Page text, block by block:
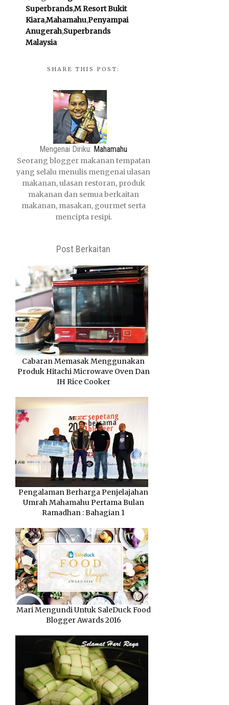
Superbrands,M Resort Bukit
Kiara,Mahamahu,Penyampai
Anugerah,Superbrands
Malaysia
SHARE THIS POST:
Mengenai Diriku: Mahamahu
Seorang blogger makanan tempatan
yang selalu menulis mengenai ulasan
makanan, ulasan restoran, produk
makanan dan semua berkaitan
makanan, masakan, gourmet serta
mencipta resipi.
Post Berkaitan
Cabaran Memasak Menggunakan
Produk Hitachi Microwave Oven Dan
IH Rice Cooker
Pengalaman Berharga Penjelajahan
Umrah Mahamahu Pertama Bulan
Ramadhan : Bahagian 1
Mari Mengundi Untuk SaleDuck Food
Blogger Awards 2016